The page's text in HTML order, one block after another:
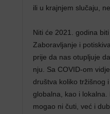
ili u krajnjem slučaju,
Niti će 2021. godina
Zaboravljanje i
prije da nas otupljuje
nju. Sa COVID-om
društva koliko tržišnog
globalna, kao i
mogao ni čuti, već i